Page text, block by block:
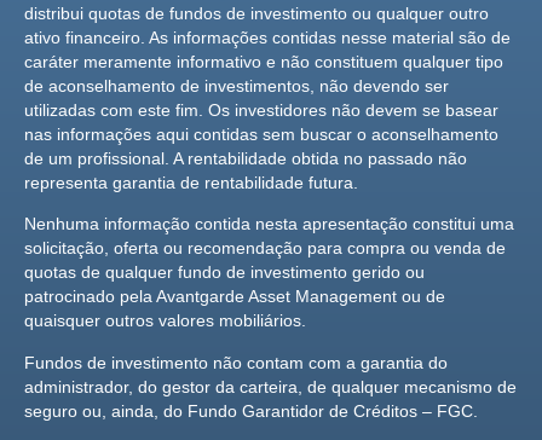
distribui quotas de fundos de investimento ou qualquer outro
ativo financeiro. As informações contidas nesse material são de
caráter meramente informativo e não constituem qualquer tipo
de aconselhamento de investimentos, não devendo ser
utilizadas com este fim. Os investidores não devem se basear
nas informações aqui contidas sem buscar o aconselhamento
de um profissional. A rentabilidade obtida no passado não
representa garantia de rentabilidade futura.
Nenhuma informação contida nesta apresentação constitui uma
solicitação, oferta ou recomendação para compra ou venda de
quotas de qualquer fundo de investimento gerido ou
patrocinado pela Avantgarde Asset Management ou de
quaisquer outros valores mobiliários.
Fundos de investimento não contam com a garantia do
administrador, do gestor da carteira, de qualquer mecanismo de
seguro ou, ainda, do Fundo Garantidor de Créditos – FGC.